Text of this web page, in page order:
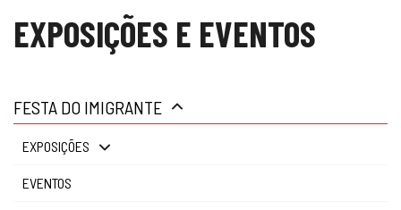
museu
gestão
EXPOSIÇÕES E EVENTOS
FESTA DO IMIGRANTE
EXPOSIÇÕES
EVENTOS